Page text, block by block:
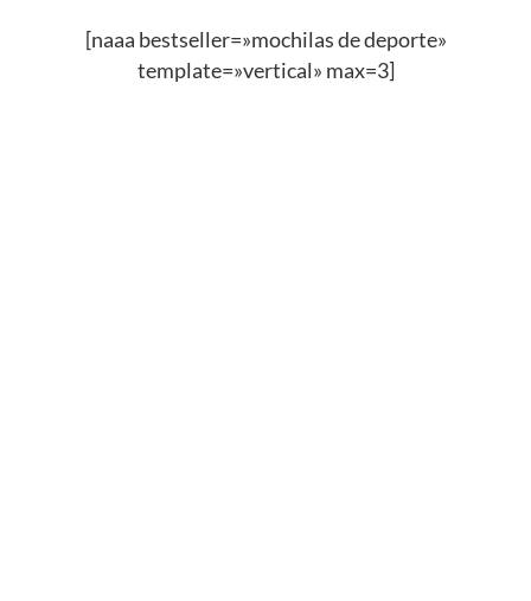
[naaa bestseller=»mochilas de deporte»
template=»vertical» max=3]